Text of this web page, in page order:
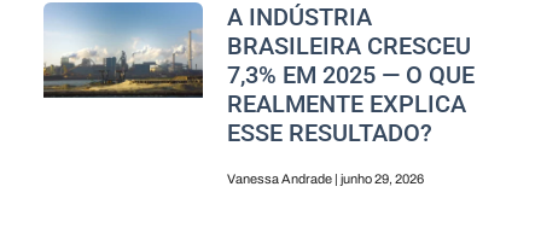
A INDÚSTRIA
BRASILEIRA CRESCEU
7,3% EM 2025 — O QUE
REALMENTE EXPLICA
ESSE RESULTADO?
Vanessa Andrade junho 29, 2026